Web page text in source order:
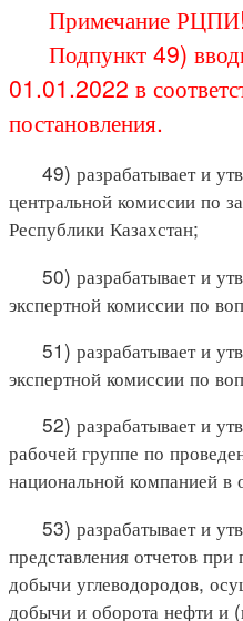
Примечание РЦПИ!
Подпункт 49)
01.01.2022 в
постановления.
49) разрабатывает и
центральной комиссии по
Республики Казахстан;
50) разрабатывает и
экспертной комиссии по
51) разрабатывает и
экспертной комиссии по
52) разрабатывает и
рабочей группе по
национальной компанией в
53) разрабатывает и
представления отчетов
добычи углеводородов,
добычи и оборота нефти и